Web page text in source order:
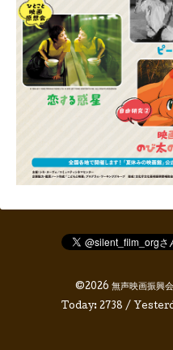
©2026 無声映画振興会
Today: 2738 /